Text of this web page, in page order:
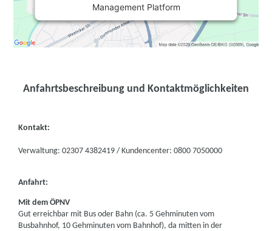
Management Platform
Anfahrtsbeschreibung und Kontaktmöglichkeiten
Kontakt:
Verwaltung: 02307 4382419 / Kundencenter: 0800 7050000
Anfahrt:
Mit dem ÖPNV
Gut erreichbar mit Bus oder Bahn (ca. 5 Gehminuten vom
Busbahnhof, 10 Gehminuten vom Bahnhof), da mitten in der